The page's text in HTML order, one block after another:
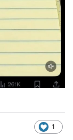
1